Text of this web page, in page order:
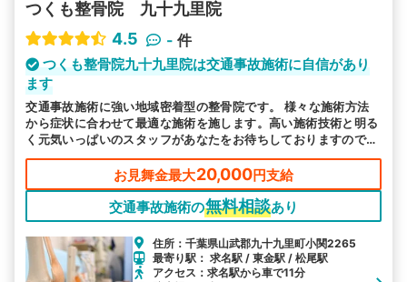
駅から探す 院名から探す
つくも整骨院 九十九里院
4.5
- 件
つくも整骨院九十九里院は交通事故施術に自信があり
ます
交通事故施術に強い地域密着型の整骨院です。 様々な施術方法
から症状に合わせて最適な施術を施します。高い施術技術と明る
く元気いっぱいのスタッフがあなたをお待ちしておりますので痛
みでお困りの方は当院にご相談ください。
お見舞金最大20,000円支給
交通事故施術の無料相談あり
住所：千葉県山武郡九十九里町小関2265
最寄り駅： 求名駅 / 東金駅 / 松尾駅
アクセス：求名駅から車で11分